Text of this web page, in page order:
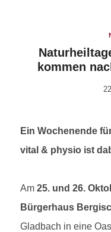
kommen
Ein Wochenende
vital & physio ist
Am 25. und 26.
Bürgerhaus
Gladbach in eine